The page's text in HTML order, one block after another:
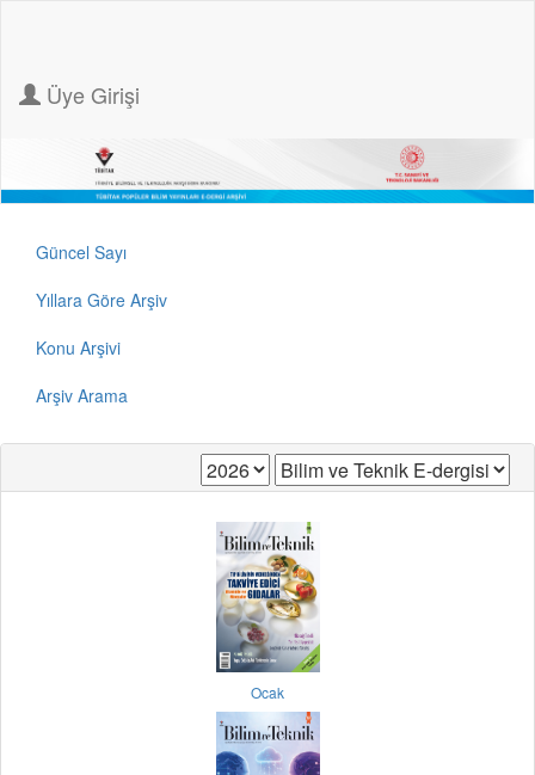
Üye Girişi
Güncel Sayı
Yıllara Göre Arşiv
Konu Arşivi
Arşiv Arama
Ocak